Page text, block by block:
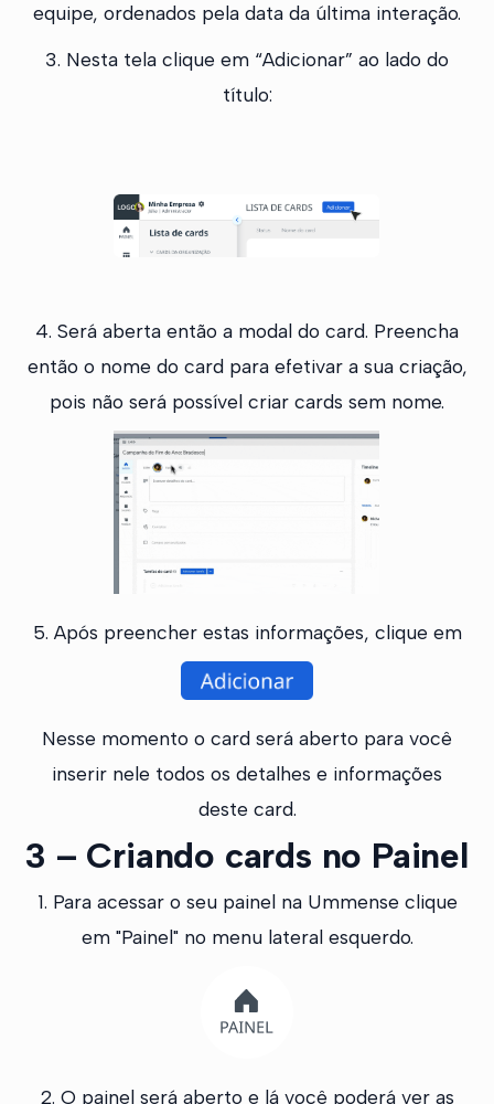
equipe, ordenados pela data da última interação.
3. Nesta tela clique em “Adicionar” ao lado do
título:
4. Será aberta então a modal do card. Preencha
então o nome do card para efetivar a sua criação,
pois não será possível criar cards sem nome.
5. Após preencher estas informações, clique em
Nesse momento o card será aberto para você
inserir nele todos os detalhes e informações
deste card.
3 – Criando cards no Painel
1. Para acessar o seu painel na Ummense clique
em "Painel" no menu lateral esquerdo.
2. O painel será aberto e lá você poderá ver as